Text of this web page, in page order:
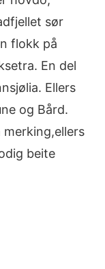
sør
flokk på
En del
Ellers
og Bård.
beite